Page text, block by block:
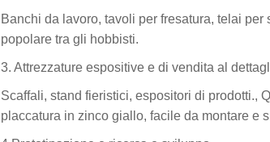
Banchi da lavoro, tavoli per fresatura, telai
popolare tra gli hobbisti.
3. Attrezzature espositive e di vendita al
Scaffali, stand fieristici, espositori di prodotti.,
placcatura in zinco giallo, facile da montare e